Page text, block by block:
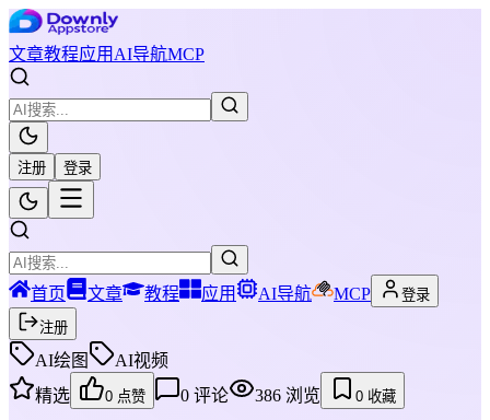
文章教程应用 AI导航MCP
注册 登录
首页 文章 教程 应用 AI导航 MCP
登录
注册
AI绘图
AI视频
精选
0 点赞 0 评论 386 浏览 0 收藏